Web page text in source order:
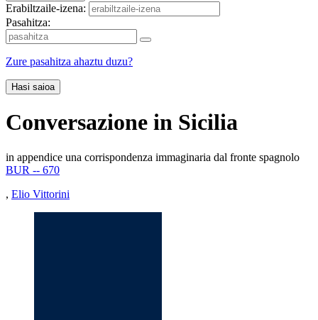
Erabiltzaile-izena:
Pasahitza:
Zure pasahitza ahaztu duzu?
Hasi saioa
Conversazione in Sicilia
in appendice una corrispondenza immaginaria dal fronte spagnolo
BUR -- 670
, Elio Vittorini